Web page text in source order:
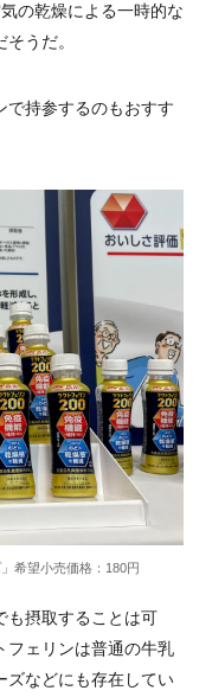
の乾燥による一時的な
うだ。
で持参するのもおすす
希望小売価格：180円
も摂取することは可
フェリンは普通の牛乳
ズなどにも存在してい